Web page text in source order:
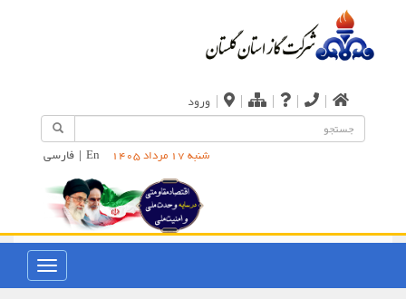
|
|
|
|
| ورود
شنبه 17 مرداد 1405 En
| فارسی